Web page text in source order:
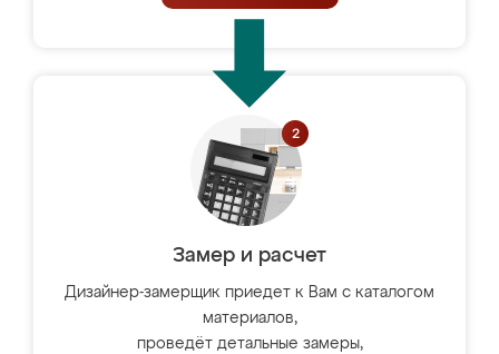
Замер и расчет
Дизайнер-замерщик приедет к Вам с каталогом
материалов,
проведёт детальные замеры,